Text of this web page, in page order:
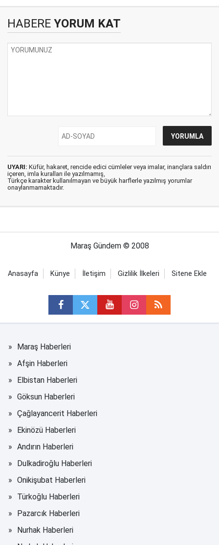
HABERE YORUM KAT
UYARI: Küfür, hakaret, rencide edici cümleler veya imalar, inançlara saldırı
içeren, imla kuralları ile yazılmamış,
Türkçe karakter kullanılmayan ve büyük harflerle yazılmış yorumlar
onaylanmamaktadır.
Maraş Gündem © 2008
Anasayfa Künye İletişim Gizlilik İlkeleri Sitene Ekle
Maraş Haberleri
Afşin Haberleri
Elbistan Haberleri
Göksun Haberleri
Çağlayancerit Haberleri
Ekinözü Haberleri
Andırın Haberleri
Dulkadiroğlu Haberleri
Onikişubat Haberleri
Türkoğlu Haberleri
Pazarcık Haberleri
Nurhak Haberleri